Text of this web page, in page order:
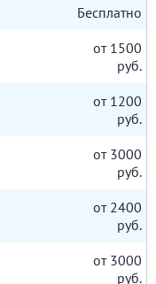
Бесплатно
от 1500
руб.
от 1200
руб.
от 3000
руб.
от 2400
руб.
от 3000
руб.